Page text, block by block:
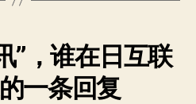
”，谁在日互联
一条回复